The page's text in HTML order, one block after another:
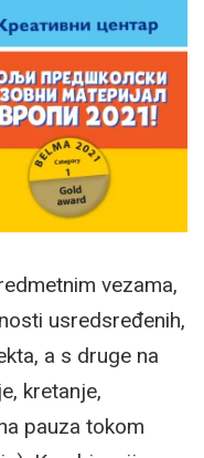
vezama,
usredsređenih,
a s druge na
kretanje,
pauza tokom